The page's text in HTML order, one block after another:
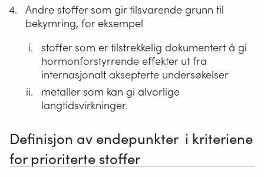
Andre stoffer som gir tilsvarende grunn til
bekymring, for eksempel
stoffer som er tilstrekkelig dokumentert å gi
hormonforstyrrende effekter ut fra
internasjonalt aksepterte undersøkelser
metaller som kan gi alvorlige
langtidsvirkninger.
Definisjon av endepunkter i kriteriene
for prioriterte stoffer